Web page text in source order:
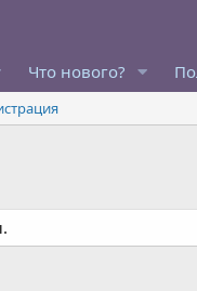
Что нового?